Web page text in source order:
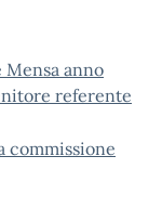
anno
referente
commissione